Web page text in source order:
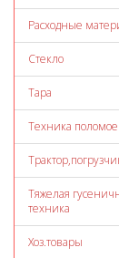
Расходные
Стекло
Тара
Техника
Тяжелая
техника
Хоз.товары